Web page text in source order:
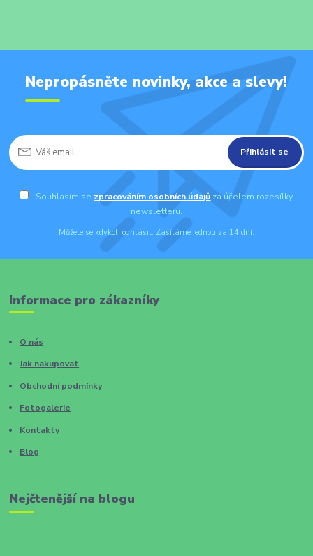
Nepropásněte novinky, akce a slevy!
Přihlásit se
Souhlasím se zpracováním osobních údajů za účelem rozesílky
newsletteru.
Můžete se kdykoli odhlásit. Zasíláme jednou za 14 dní.
Informace pro zákazníky
O nás
Jak nakupovat
Obchodní podmínky
Fotogalerie
Kontakty
Blog
Nejčtenější na blogu